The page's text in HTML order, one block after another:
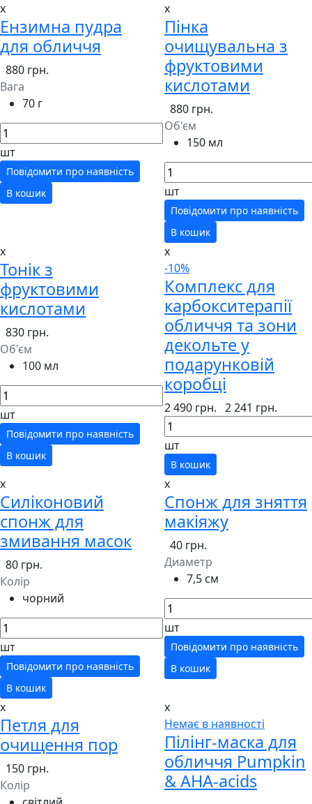
x
Ензимна пудра
для обличчя
880 грн.
Вага
70 г
шт
Повідомити про наявність
В кошик
x
Пінка
очищувальна з
фруктовими
кислотами
880 грн.
Об'єм
150 мл
шт
Повідомити про наявність
В кошик
x
Тонік з
фруктовими
кислотами
830 грн.
Об'єм
100 мл
шт
Повідомити про наявність
В кошик
x
-10%
Комплекс для
карбокситерапії
обличчя та зони
декольте у
подарунковій
коробці
2 490 грн. 2 241 грн.
шт
В кошик
x
Силіконовий
спонж для
змивання масок
80 грн.
Колір
чорний
шт
Повідомити про наявність
В кошик
x
Спонж для зняття
макіяжу
40 грн.
Диаметр
7,5 см
шт
Повідомити про наявність
В кошик
x
Петля для
очищення пор
150 грн.
Колір
x
Немає в наявності
Пілінг-маска для
обличчя Pumpkin
& AHA-acids